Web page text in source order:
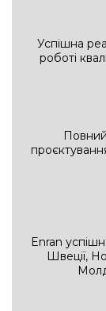
Успішна
роботі
Enran
Швеції,